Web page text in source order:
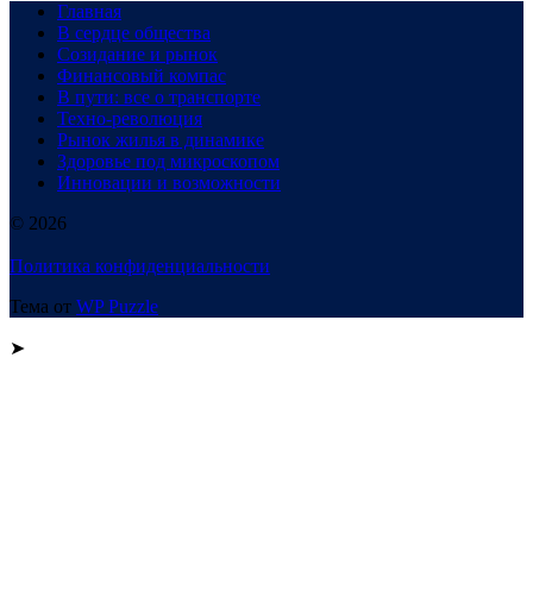
Главная
В сердце общества
Созидание и рынок
Финансовый компас
В пути: все о транспорте
Техно-революция
Рынок жилья в динамике
Здоровье под микроскопом
Инновации и возможности
© 2026
Политика конфиденциальности
Тема от WP Puzzle
➤